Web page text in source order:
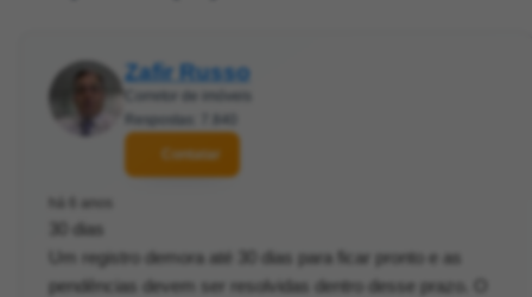
Zafir Russo
Corretor de imóveis
Respostas: 7.840
Contatar
há 6 anos
30 dias
Um registro demora até 30 dias para ficar pronto e as
pendências devem ser resolvidas dentro desse prazo. O